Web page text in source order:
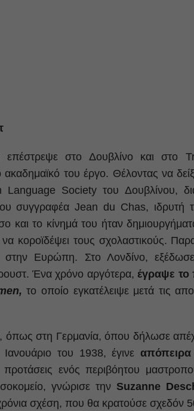
επέστρεψε στο Δουβλίνο και στο
του έργο. Θέλοντας να
Language Society του Δουβλίνου,
συγγραφέα Jean du Chas, ιδρυτή
και το κίνημά του ήταν
κοροϊδέψει τους σχολαστικούς.
στην Ευρώπη. Στο Λονδίνο,
Ένα χρόνο αργότερα, έγραψε το
το οποίο εγκατέλειψε μετά τις
όπως στη Γερμανία, όπου δήλωσε
του 1938, έγινε απόπειρα
προτάσεις ενός περιβόητου
γνώρισε την Suzanne
σχέση, που θα κρατούσε σχεδόν